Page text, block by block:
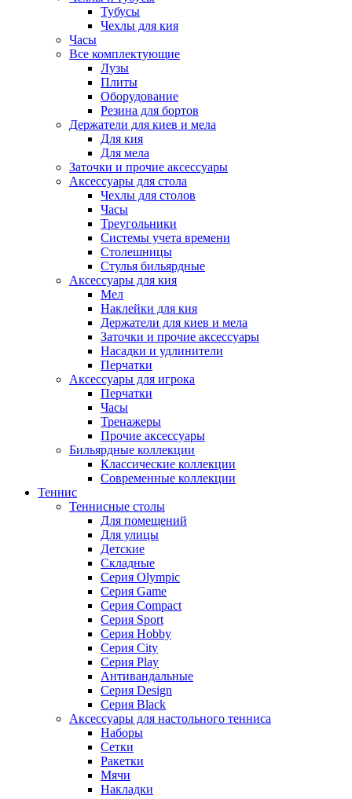
Тубусы
Чехлы для кия
Часы
Все комплектующие
Лузы
Плиты
Оборудование
Резина для бортов
Держатели для киев и мела
Для кия
Для мела
Заточки и прочие аксессуары
Аксессуары для стола
Чехлы для столов
Часы
Треугольники
Системы учета времени
Столешницы
Стулья бильярдные
Аксессуары для кия
Мел
Наклейки для кия
Держатели для киев и мела
Заточки и прочие аксессуары
Насадки и удлинители
Перчатки
Аксессуары для игрока
Перчатки
Часы
Тренажеры
Прочие аксессуары
Бильярдные коллекции
Классические коллекции
Современные коллекции
Теннис
Теннисные столы
Для помещений
Для улицы
Детские
Складные
Серия Olympic
Серия Game
Серия Compact
Серия Sport
Серия Hobby
Серия City
Серия Play
Антивандальные
Серия Design
Серия Black
Аксессуары для настольного тенниса
Наборы
Сетки
Ракетки
Мячи
Накладки